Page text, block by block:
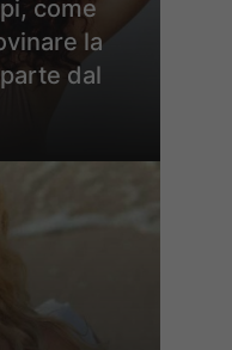
come
la
dal